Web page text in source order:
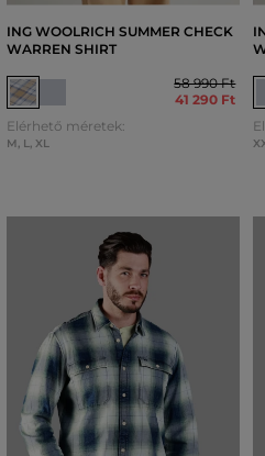
ING WOOLRICH SUMMER CHECK
WARREN SHIRT
58 990 Ft
41 290 Ft
Elérhető méretek:
M L XL